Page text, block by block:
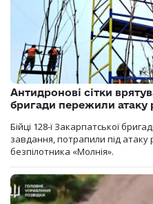
Антидронові сітки
бригади пережили атаку
Бійці 128-ї Закарпатської
завдання, потрапили під атаку
безпілотника «Молнія».